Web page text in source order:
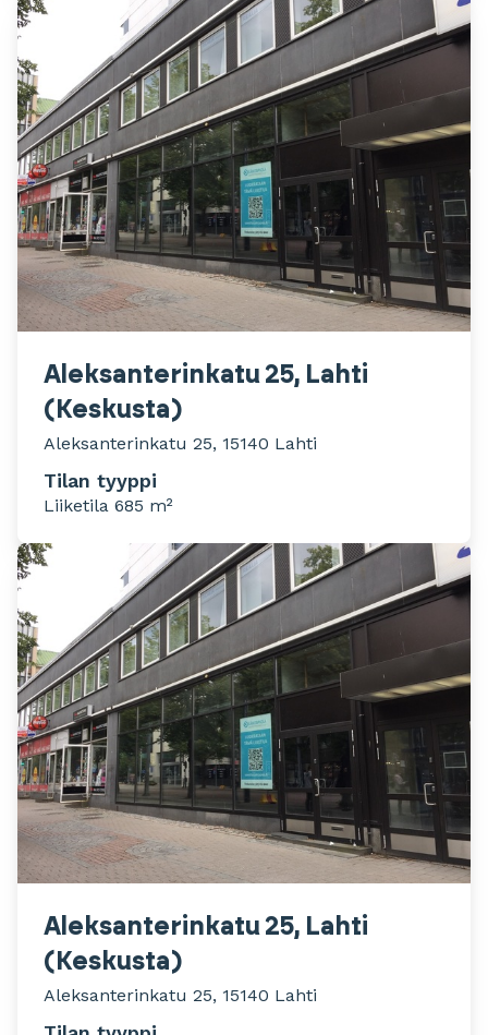
Aleksanterinkatu 25, Lahti
(Keskusta)
Aleksanterinkatu 25, 15140 Lahti
Tilan tyyppi
Liiketila 685 m²
Aleksanterinkatu 25, Lahti
(Keskusta)
Aleksanterinkatu 25, 15140 Lahti